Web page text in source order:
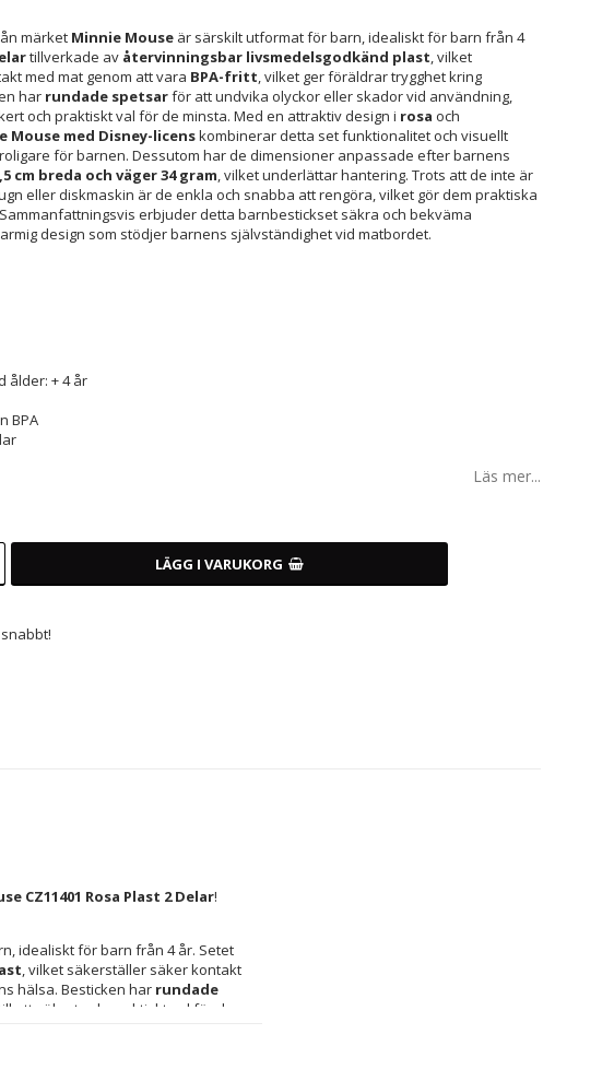
märket Minnie Mouseär särskilt utformat för barn, idealiskt för barn från 4
tillverkade av återvinningsbar livsmedelsgodkänd plast, vilket
med mat genom att vara BPA-fritt, vilket ger föräldrar trygghet kring
har rundade spetsarför att undvika olyckor eller skador vid användning,
och praktiskt val för de minsta. Med en attraktiv design i rosa och
Mouse med Disney-licenskombinerar detta set funktionalitet och visuellt
för barnen. Dessutom har de dimensioner anpassade efter barnens
cm breda och väger 34 gram, vilket underlättar hantering. Trots att de inte är
eller diskmaskin är de enkla och snabba att rengöra, vilket gör dem praktiska
erbjuder detta barnbestickset säkra och bekväma
design som stödjer barnens självständighet vid matbordet.
ålder: + 4 år
BPA
Läs mer...
LÄGG I VARUKORG
CZ11401 Rosa Plast 2 Delar!
idealiskt för barn från 4 år. Setet
, vilket säkerställer säker kontakt
hälsa. Besticken har rundade
ett säkert och praktiskt val för de
har de dimensioner anpassade